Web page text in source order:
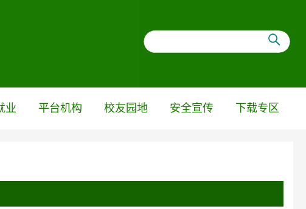
业 平台机构 校友园地 安全宣传 下载专区